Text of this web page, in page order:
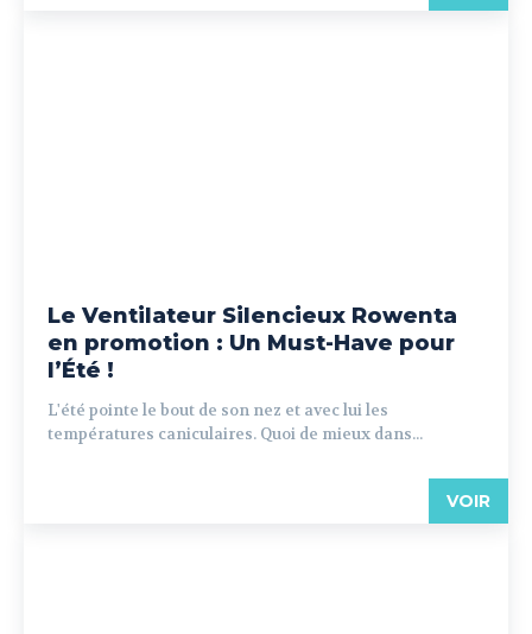
Le Ventilateur Silencieux Rowenta
en promotion : Un Must-Have pour
l’Été !
L'été pointe le bout de son nez et avec lui les
températures caniculaires. Quoi de mieux dans...
VOIR